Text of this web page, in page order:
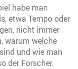
habe man
etwa Tempo oder
nicht immer
warum welche
und wie man
der Forscher.